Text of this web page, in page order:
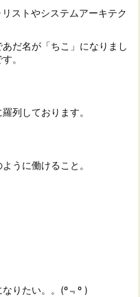
ストやシステムアーキテク
だ名が「ちこ」になりまし
。
列しております。
うに働けること。
りたい。。(º﹃º )